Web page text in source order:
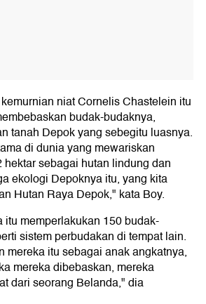
niat Cornelis Chastelein itu
budak-budaknya,
tanah Depok yang sebegitu luasnya.
di dunia yang mewariskan
sebagai hutan lindung dan
ekologi Depoknya itu, yang kita
Hutan Raya Depok," kata Boy.
memperlakukan 150 budak-
sistem perbudakan di tempat lain.
mereka itu sebagai anak angkatnya,
mereka dibebaskan, mereka
dari seorang Belanda," dia